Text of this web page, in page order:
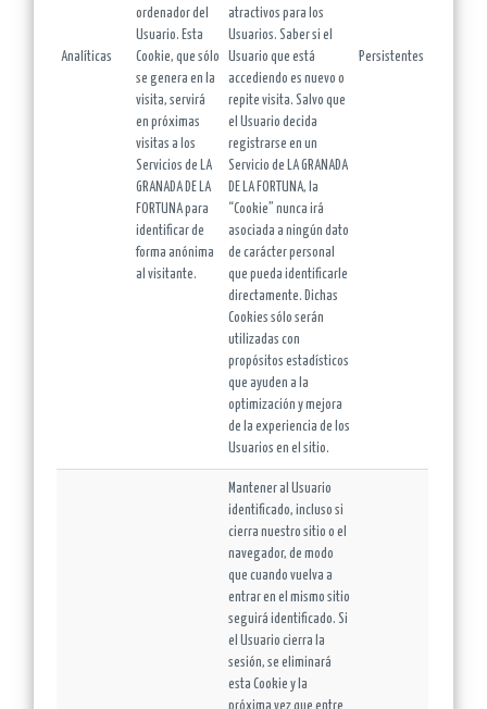
Analíticas
ordenador del
Usuario. Esta
Cookie, que sólo
se genera en la
visita, servirá
en próximas
visitas a los
Servicios de LA
GRANADA DE LA
FORTUNA para
identificar de
forma anónima
al visitante.
atractivos para los
Usuarios. Saber si el
Usuario que está
accediendo es nuevo o
repite visita. Salvo que
el Usuario decida
registrarse en un
Servicio de LA GRANADA
DE LA FORTUNA, la
“Cookie” nunca irá
asociada a ningún dato
de carácter personal
que pueda identificarle
directamente. Dichas
Cookies sólo serán
utilizadas con
propósitos estadísticos
que ayuden a la
optimización y mejora
de la experiencia de los
Usuarios en el sitio.
Persistentes
Mantener al Usuario
identificado, incluso si
cierra nuestro sitio o el
navegador, de modo
que cuando vuelva a
entrar en el mismo sitio
seguirá identificado. Si
el Usuario cierra la
sesión, se eliminará
esta Cookie y la